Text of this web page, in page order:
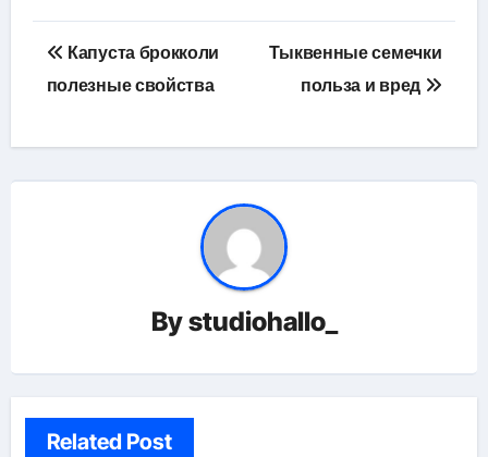
Навигация
по
Капуста брокколи
полезные свойства
Тыквенные семечки
польза и вред
Bystudiohallo_
Related Post